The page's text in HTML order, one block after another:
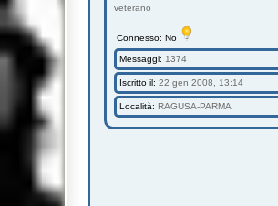
veterano
Connesso: No
Messaggi: 1374
Iscritto il: 22 gen 2008, 13:14
Località: RAGUSA-PARMA